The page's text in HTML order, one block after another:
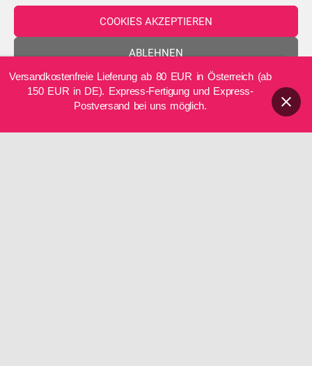
COOKIES AKZEPTIEREN
ABLEHNEN
EINSTELLUNGEN ANZEIGEN
Datenschutzerklärung
h
:
Mittwoch 15:00–20:00 Uhr
Versandkostenfreie Lieferung ab 80 EUR in Österreich (ab
150 EUR in DE). Express-Fertigung und Express-
Postversand bei uns möglich.